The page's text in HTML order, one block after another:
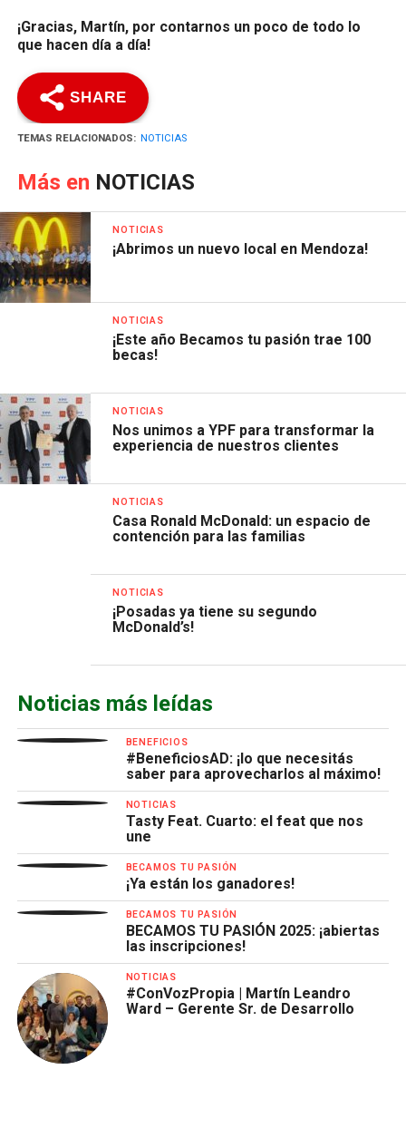
¡Gracias, Martín, por contarnos un poco de todo lo
que hacen día a día!
SHARE
TEMAS RELACIONADOS: NOTICIAS
Más en NOTICIAS
NOTICIAS
¡Abrimos un nuevo local en Mendoza!
NOTICIAS
¡Este año Becamos tu pasión trae 100
becas!
NOTICIAS
Nos unimos a YPF para transformar la
experiencia de nuestros clientes
NOTICIAS
Casa Ronald McDonald: un espacio de
contención para las familias
NOTICIAS
¡Posadas ya tiene su segundo
McDonald’s!
Noticias más leídas
BENEFICIOS
#BeneficiosAD: ¡lo que necesitás
saber para aprovecharlos al máximo!
NOTICIAS
Tasty Feat. Cuarto: el feat que nos
une
BECAMOS TU PASIÓN
¡Ya están los ganadores!
BECAMOS TU PASIÓN
BECAMOS TU PASIÓN 2025: ¡abiertas
las inscripciones!
NOTICIAS
#ConVozPropia | Martín Leandro
Ward – Gerente Sr. de Desarrollo